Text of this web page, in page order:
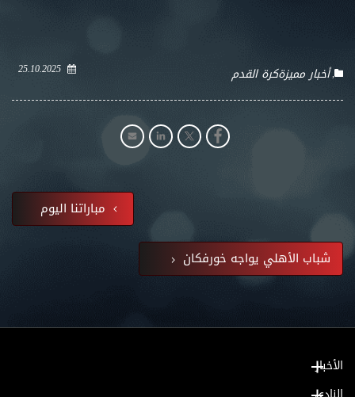
25.10.2025 أخبار مميزةكرة القدم
مباراتنا اليوم
شباب الأهلي يواجه خورفكان
الأخبار